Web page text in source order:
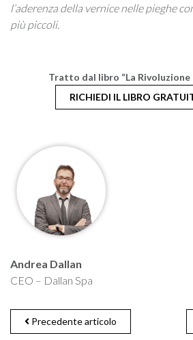
l’aderenza della vernice nelle pieghe
più piccoli.
Tratto dal libro “La Rivoluzione
RICHIEDI IL LIBRO
Andrea Dallan
CEO – Dallan Spa
Precedente articolo